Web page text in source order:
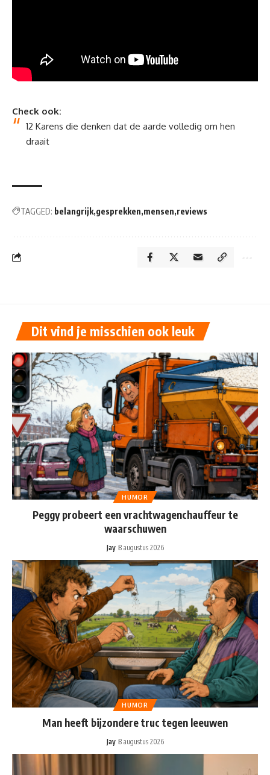
Check ook:
12 Karens die denken dat de aarde volledig om hen
draait
TAGGED: belangrijk gesprekken mensen reviews
Dit vind je misschien ook leuk
HUMOR
Peggy probeert een vrachtwagenchauffeur te
waarschuwen
Jay 8 augustus 2026
HUMOR
Man heeft bijzondere truc tegen leeuwen
Jay 8 augustus 2026